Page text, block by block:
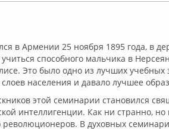
в Армении 25 ноября 1895 года, в
способного мальчика в
Это было одно из лучших учебных
слоев населения и давало лучшее
этой семинарии становился
интеллигенции. Как ни странно,
революционеров. В духовных